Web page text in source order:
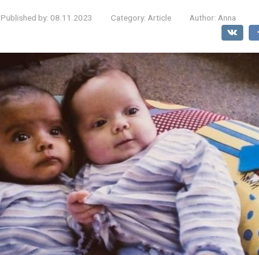
Published by: 08.11.2023 Category: Article Author: Anna